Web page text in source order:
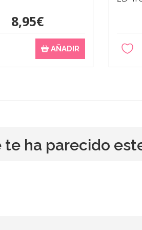
8,95€
AÑADIR
te ha parecido